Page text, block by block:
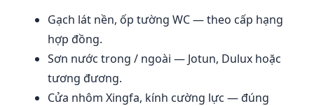
Gạch lát nền, ốp tường WC — theo cấp hạng
hợp đồng.
Sơn nước trong / ngoài — Jotun, Dulux hoặc
tương đương.
Cửa nhôm Xingfa, kính cường lực — đúng